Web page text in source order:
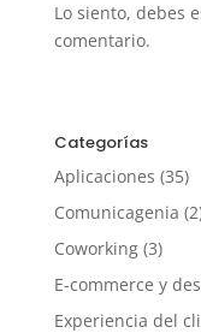
Lo siento, debes
comentario.
Categorías
Aplicaciones (35)
Comunicagenia
Coworking(3)
E-commerce y
Experiencia del